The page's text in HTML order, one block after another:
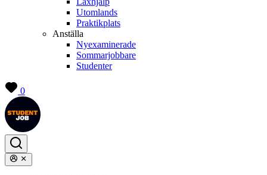
Utomlands
Praktikplats
Anställa
Nyexaminerade
Sommarjobbare
Studenter
0